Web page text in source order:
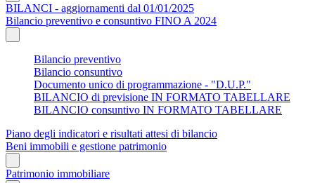
BILANCI - aggiornamenti dal 01/01/2025
Bilancio preventivo e consuntivo FINO A 2024
Bilancio preventivo
Bilancio consuntivo
Documento unico di programmazione - "D.U.P."
BILANCIO di previsione IN FORMATO TABELLARE
BILANCIO consuntivo IN FORMATO TABELLARE
Piano degli indicatori e risultati attesi di bilancio
Beni immobili e gestione patrimonio
Patrimonio immobiliare